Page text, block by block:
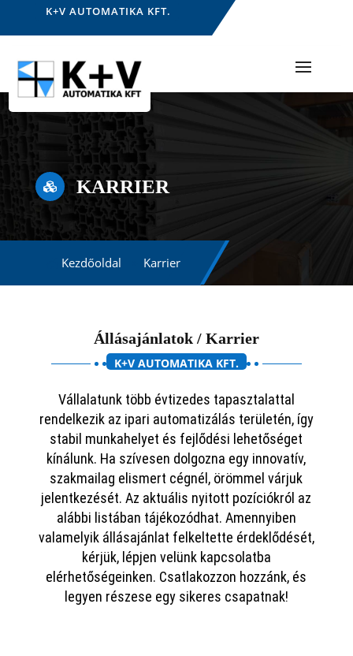
K+V AUTOMATIKA KFT.
 KARRIER
Kezdőoldal Karrier
Állásajánlatok / Karrier
K+V AUTOMATIKA KFT.
Vállalatunk több évtizedes tapasztalattal
rendelkezik az ipari automatizálás területén, így
stabil munkahelyet és fejlődési lehetőséget
kínálunk. Ha szívesen dolgozna egy innovatív,
szakmailag elismert cégnél, örömmel várjuk
jelentkezését. Az aktuális nyitott pozíciókról az
alábbi listában tájékozódhat. Amennyiben
valamelyik állásajánlat felkeltette érdeklődését,
kérjük, lépjen velünk kapcsolatba
elérhetőségeinken. Csatlakozzon hozzánk, és
legyen részese egy sikeres csapatnak!